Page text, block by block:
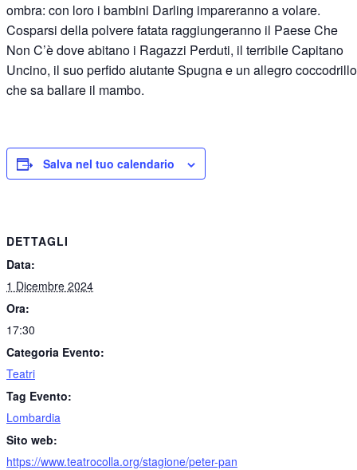
ombra: con loro i bambini Darling impareranno a volare.
Cosparsi della polvere fatata raggiungeranno il Paese Che
Non C’è dove abitano i Ragazzi Perduti, il terribile Capitano
Uncino, il suo perfido aiutante Spugna e un allegro coccodrillo
che sa ballare il mambo.
Salva nel tuo calendario
DETTAGLI
Data:
1 Dicembre 2024
Ora:
17:30
Categoria Evento:
Teatri
Tag Evento:
Lombardia
Sito web:
https://www.teatrocolla.org/stagione/peter-pan